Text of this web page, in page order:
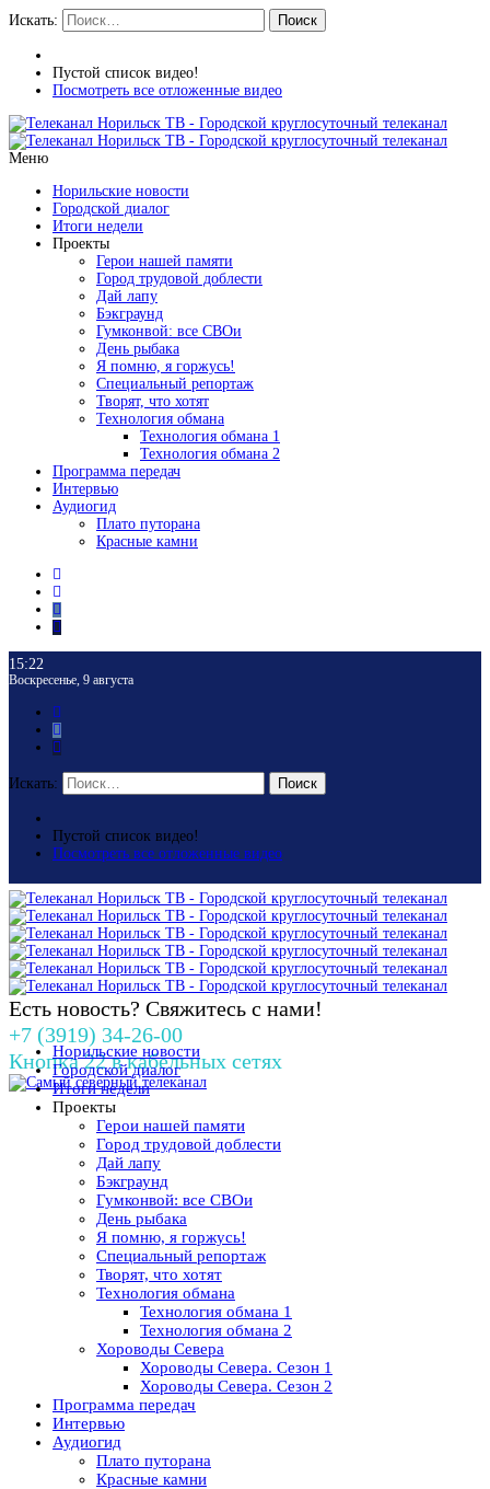
Искать: Поиск
Пустой список видео!
Посмотреть все отложенные видео
Меню
Норильские новости
Городской диалог
Итоги недели
Проекты
Герои нашей памяти
Город трудовой доблести
Дай лапу
Бэкграунд
Гумконвой: все СВОи
День рыбака
Я помню, я горжусь!
Специальный репортаж
Творят, что хотят
Технология обмана
Технология обмана 1
Технология обмана 2
Программа передач
Интервью
Аудиогид
Плато путорана
Красные камни
15:22
Воскресенье, 9 августа
Искать: Поиск
Пустой список видео!
Посмотреть все отложенные видео
Есть новость? Свяжитесь с нами!
+7 (3919) 34-26-00
Кнопка 22 в кабельных сетях
Норильские новости
Городской диалог
Итоги недели
Проекты
Герои нашей памяти
Город трудовой доблести
Дай лапу
Бэкграунд
Гумконвой: все СВОи
День рыбака
Я помню, я горжусь!
Специальный репортаж
Творят, что хотят
Технология обмана
Технология обмана 1
Технология обмана 2
Хороводы Севера
Хороводы Севера. Сезон 1
Хороводы Севера. Сезон 2
Программа передач
Интервью
Аудиогид
Плато путорана
Красные камни